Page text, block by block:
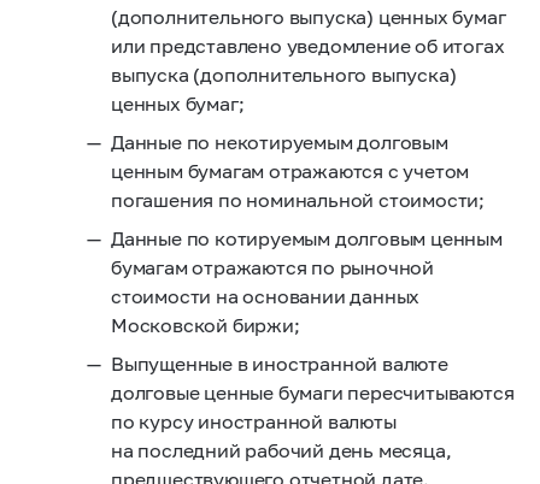
(дополнительного выпуска) ценных бумаг
или представлено уведомление об итогах
выпуска (дополнительного выпуска)
ценных бумаг;
Данные по некотируемым долговым
ценным бумагам отражаются с учетом
погашения по номинальной стоимости;
Данные по котируемым долговым ценным
бумагам отражаются по рыночной
стоимости на основании данных
Московской биржи;
Выпущенные в иностранной валюте
долговые ценные бумаги пересчитываются
по курсу иностранной валюты
на последний рабочий день месяца,
предшествующего отчетной дате.